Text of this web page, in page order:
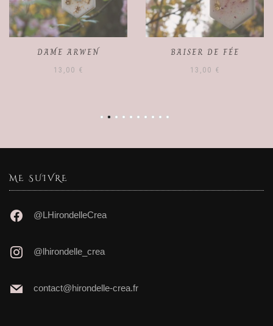
BAISER DE FÉE
13,00 €
SIROP DES BOSQUETS
10,00 €
ME SUIVRE
@LHirondelleCrea
@lhirondelle_crea
contact@hirondelle-crea.fr